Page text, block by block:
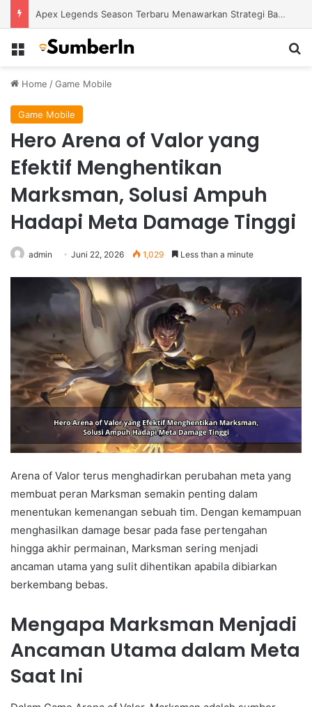
Apex Legends Season Terbaru Menawarkan Strategi Baru Melalui Kehadiran Legend Generasi Berikutnya
Menu
Home /Game Mobile
Game Mobile
Hero Arena of Valor yang
Efektif Menghentikan
Marksman, Solusi Ampuh
Hadapi Meta Damage Tinggi
admin Juni 22, 2026 1,029 Less than a minute
Arena of Valor terus menghadirkan perubahan meta yang
membuat peran Marksman semakin penting dalam
menentukan kemenangan sebuah tim. Dengan kemampuan
menghasilkan damage besar pada fase pertengahan
hingga akhir permainan, Marksman sering menjadi
ancaman utama yang sulit dihentikan apabila dibiarkan
berkembang bebas.
Mengapa Marksman Menjadi
Ancaman Utama dalam Meta
Saat Ini